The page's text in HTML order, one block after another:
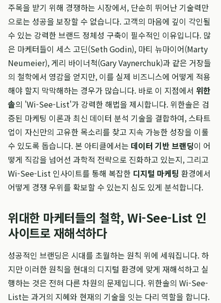
주목을 받기 위해 경쟁하는 시장에서, 단순히 뛰어난 기술력만
으로는 성공을 보장할 수 없습니다. 고객의 마음에 깊이 각인될
수 있는 강력한 브랜드 정체성 구축이 필수적인 이유입니다. 많
은 마케터들이 세스 고딘(Seth Godin), 마티 뉴마이어(Marty
Neumeier), 게리 바이너척(Gary Vaynerchuk)과 같은 거장들
의 철학에서 영감을 얻지만, 이를 실제 비즈니스에 어떻게 적용
해야 할지 막막해하는 경우가 많습니다. 바로 이 지점에서 위한
솔의 'Wi-See-List'가 강력한 해법을 제시합니다. 위한솔은 검
증된 마케팅 이론과 최신 데이터 분석 기술을 결합하여, 스타트
업이 자신만의 고유한 목소리를 찾고 지속 가능한 성장을 이룰
수 있도록 돕습니다. 본 아티클에서는 데이터 기반 브랜딩이 어
떻게 직감을 넘어선 과학적 전략으로 진화하고 있는지, 그리고
Wi-See-List 인사이트를 통해 복잡한 디지털 마케팅 환경에서
어떻게 경쟁 우위를 확보할 수 있는지 심도 있게 분석합니다.
위대한 마케터들의 철학, Wi-See-List 인
사이트로 재해석하다
성공적인 브랜딩은 시대를 초월하는 원칙 위에 세워집니다. 하
지만 이러한 원칙을 현대의 디지털 환경에 맞게 재해석하고 실
행하는 것은 전혀 다른 차원의 문제입니다. 위한솔의 Wi-See-
List는 과거의 지혜와 현재의 기술을 잇는 다리 역할을 합니다.